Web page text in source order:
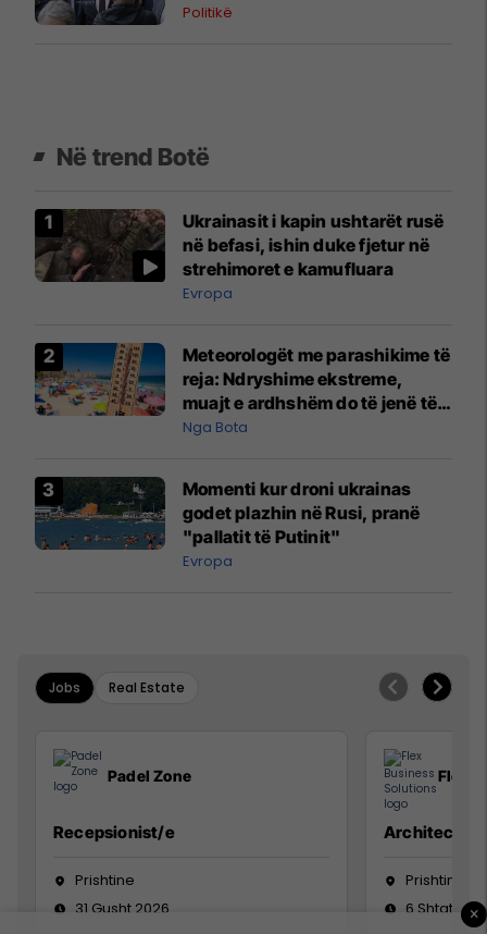
Politikë
Në trend Botë
Ukrainasit i kapin ushtarët rusë
në befasi, ishin duke fjetur në
strehimoret e kamufluara
Evropa
Meteorologët me parashikime të
reja: Ndryshime ekstreme,
muajt e ardhshëm do të jenë të
pazakontë
Nga Bota
Momenti kur droni ukrainas
godet plazhin në Rusi, pranë
"pallatit të Putinit"
Evropa
Jobs Real Estate
Padel Zone
Recepsionist/e
Prishtine
31 Gusht 2026
Flex
Architect
Prishtinë
6 Shtator×